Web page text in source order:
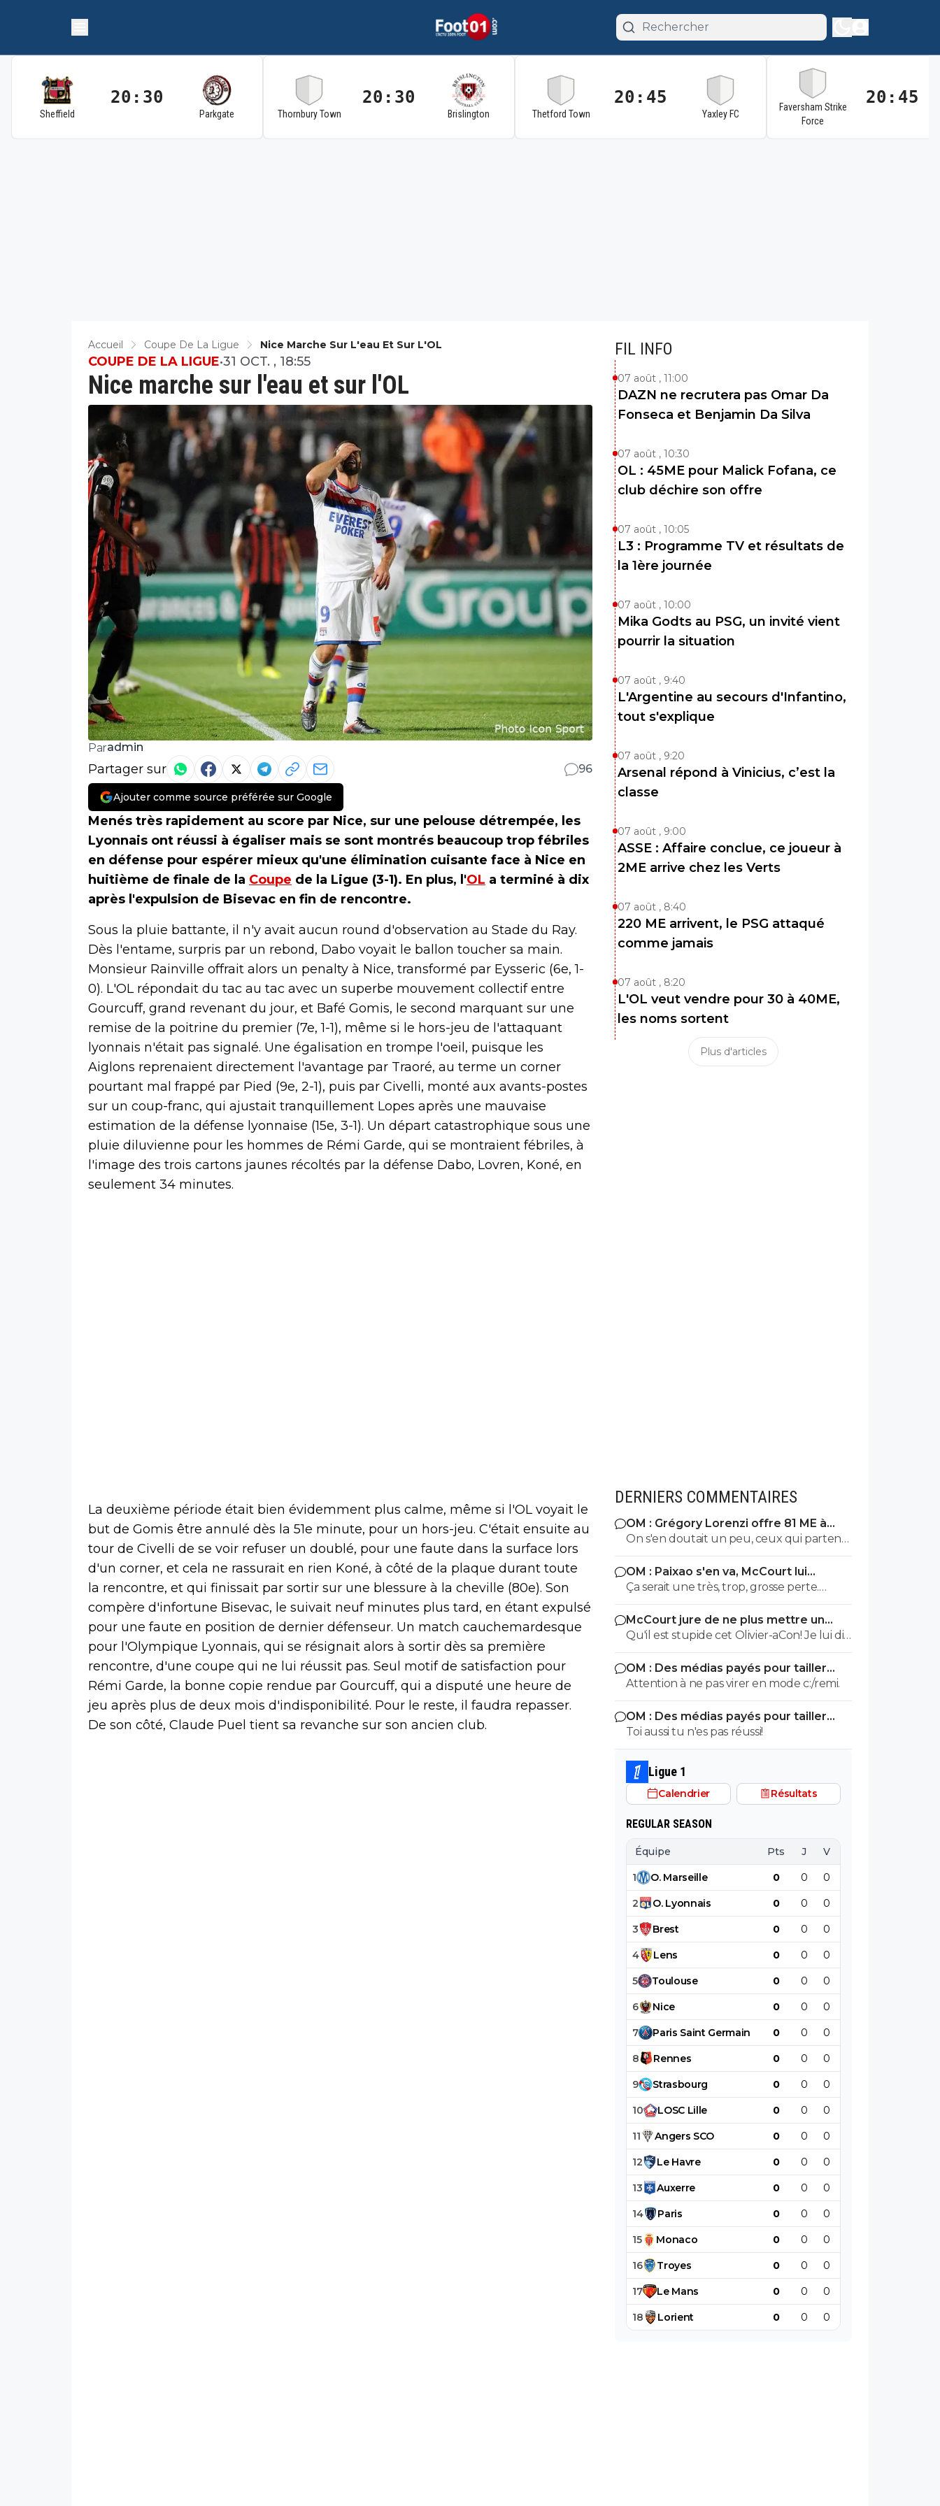
Sheffield
20:30
Parkgate Thornbury Town
20:30
Brislington Thetford Town
20:45
Yaxley FC
Faversham Strike
Force
20:45
Accueil Coupe De La Ligue Nice Marche Sur L'eau Et Sur L'OL
Nice marche sur l'eau et sur l'OL
COUPE DE LA LIGUE•31 OCT. , 18:55
Paradmin
Partager sur 96
Ajouter comme source préférée sur Google
Menés très rapidement au score par Nice, sur une pelouse détrempée, les
Lyonnais ont réussi à égaliser mais se sont montrés beaucoup trop fébriles
en défense pour espérer mieux qu'une élimination cuisante face à Nice en
huitième de finale de la Coupe de la Ligue (3-1). En plus, l'OL a terminé à dix
après l'expulsion de Bisevac en fin de rencontre.
Sous la pluie battante, il n'y avait aucun round d'observation au Stade du Ray.
Dès l'entame, surpris par un rebond, Dabo voyait le ballon toucher sa main.
Monsieur Rainville offrait alors un penalty à Nice, transformé par Eysseric (6e, 1-
0). L'OL répondait du tac au tac avec un superbe mouvement collectif entre
Gourcuff, grand revenant du jour, et Bafé Gomis, le second marquant sur une
remise de la poitrine du premier (7e, 1-1), même si le hors-jeu de l'attaquant
lyonnais n'était pas signalé. Une égalisation en trompe l'oeil, puisque les
Aiglons reprenaient directement l'avantage par Traoré, au terme un corner
pourtant mal frappé par Pied (9e, 2-1), puis par Civelli, monté aux avants-postes
sur un coup-franc, qui ajustait tranquillement Lopes après une mauvaise
estimation de la défense lyonnaise (15e, 3-1). Un départ catastrophique sous une
pluie diluvienne pour les hommes de Rémi Garde, qui se montraient fébriles, à
l'image des trois cartons jaunes récoltés par la défense Dabo, Lovren, Koné, en
seulement 34 minutes.
La deuxième période était bien évidemment plus calme, même si l'OL voyait le
but de Gomis être annulé dès la 51e minute, pour un hors-jeu. C'était ensuite au
tour de Civelli de se voir refuser un doublé, pour une faute dans la surface lors
d'un corner, et cela ne rassurait en rien Koné, à côté de la plaque durant toute
la rencontre, et qui finissait par sortir sur une blessure à la cheville (80e). Son
compère d'infortune Bisevac, le suivait neuf minutes plus tard, en étant expulsé
pour une faute en position de dernier défenseur. Un match cauchemardesque
pour l'Olympique Lyonnais, qui se résignait alors à sortir dès sa première
rencontre, d'une coupe qui ne lui réussit pas. Seul motif de satisfaction pour
Rémi Garde, la bonne copie rendue par Gourcuff, qui a disputé une heure de
jeu après plus de deux mois d'indisponibilité. Pour le reste, il faudra repasser.
De son côté, Claude Puel tient sa revanche sur son ancien club.
FIL INFO
07 août , 11:00
DAZN ne recrutera pas Omar Da
Fonseca et Benjamin Da Silva
07 août , 10:30
OL : 45ME pour Malick Fofana, ce
club déchire son offre
07 août , 10:05
L3 : Programme TV et résultats de
la 1ère journée
07 août , 10:00
Mika Godts au PSG, un invité vient
pourrir la situation
07 août , 9:40
L'Argentine au secours d'Infantino,
tout s'explique
07 août , 9:20
Arsenal répond à Vinicius, c’est la
classe
07 août , 9:00
ASSE : Affaire conclue, ce joueur à
2ME arrive chez les Verts
07 août , 8:40
220 ME arrivent, le PSG attaqué
comme jamais
07 août , 8:20
L'OL veut vendre pour 30 à 40ME,
les noms sortent
Plus d'articles
DERNIERS COMMENTAIRES
OM : Grégory Lorenzi offre 81 ME à
Frank McCourt
On s'en doutait un peu, ceux qui partent
ne sont pas nécessairement ceux qu'on
aimerait voir partir. Et pour cause... Après
chaque cas est particulier mais quitte à
brader, autant brader des Kondogbia,
Harit, Moumbagna et autres Gomes, et
dans une moindre mesure ceux qui
veulent partir comme Hojbjerg.
OM : Paixao s'en va, McCourt lui
montre la sortie
Ça serait une très, trop, grosse perte.
Surtout pour y mettre Gouiri, que j'aime
pourtant bien. Mais à choisir, aucune
hésitation, c'est Paixao tous les jours.
McCourt jure de ne plus mettre un
euro à l’OM
Qu'il est stupide cet Olivier-aCon! Je lui dis
que je ne lis pas ses commentaires puérils
avec des émojis et il continue de me
répondre avec ses petites images de
gogol. Ça prouve bien ce que je dis, on voit
tout de suite qu'on a affaire à un teubé.^^
OM : Des médias payés pour tailler
l’OL, McCourt accusé
Attention à ne pas virer en mode c:/remi.
OM : Des médias payés pour tailler
l’OL, McCourt accusé
Toi aussi tu n'es pas réussi!
Ligue 1
Calendrier Résultats
REGULAR SEASON
Équipe Pts J V
1 O. Marseille 0 0 0
2 O. Lyonnais 0 0 0
3 Brest 0 0 0
4 Lens 0 0 0
5 Toulouse 0 0 0
6 Nice 0 0 0
7 Paris Saint Germain 0 0 0
8 Rennes 0 0 0
9 Strasbourg 0 0 0
10 LOSC Lille 0 0 0
11 Angers SCO 0 0 0
12 Le Havre 0 0 0
13 Auxerre 0 0 0
14 Paris 0 0 0
15 Monaco 0 0 0
16 Troyes 0 0 0
17 Le Mans 0 0 0
18 Lorient 0 0 0